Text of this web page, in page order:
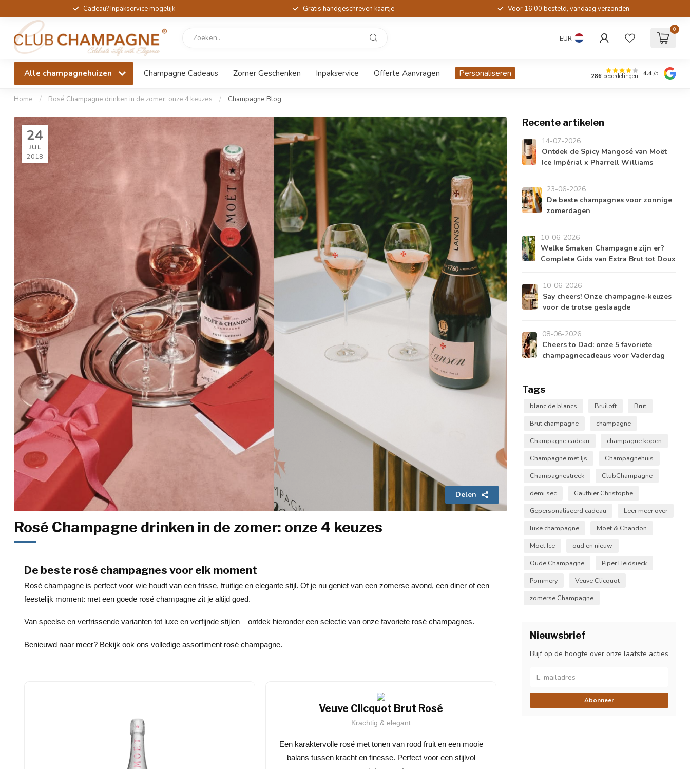
Cadeau? Inpakservice mogelijk Gratis handgeschreven kaartje Voor 16:00 besteld, vandaag verzonden
EUR
0
Alle champagnehuizen Champagne Cadeaus Zomer Geschenken Inpakservice Offerte Aanvragen Personaliseren 286 beoordelingen 4.4/5
Home / Rosé Champagne drinken in de zomer: onze 4 keuzes / Champagne Blog
24
JUL
2018
Delen
Rosé Champagne drinken in de zomer: onze 4 keuzes
De beste rosé champagnes voor elk moment
Rosé champagne is perfect voor wie houdt van een frisse, fruitige en elegante stijl. Of je nu geniet van een zomerse avond, een diner of een
feestelijk moment: met een goede rosé champagne zit je altijd goed.
Van speelse en verfrissende varianten tot luxe en verfijnde stijlen – ontdek hieronder een selectie van onze favoriete rosé champagnes.
Benieuwd naar meer? Bekijk ook ons volledige assortiment rosé champagne.
Veuve Clicquot Brut Rosé
Krachtig & elegant
Een karaktervolle rosé met tonen van rood fruit en een mooie
balans tussen kracht en finesse. Perfect voor een stijlvol
Recente artikelen
14-07-2026
Ontdek de Spicy Mangosé van Moët
Ice Impérial x Pharrell Williams
23-06-2026
De beste champagnes voor zonnige
zomerdagen
10-06-2026
Welke Smaken Champagne zijn er?
Complete Gids van Extra Brut tot Doux
10-06-2026
Say cheers! Onze champagne-keuzes
voor de trotse geslaagde
08-06-2026
Cheers to Dad: onze 5 favoriete
champagnecadeaus voor Vaderdag
Tags
blanc de blancs Bruiloft
Brut
Brut champagne
champagne
Champagne cadeau
champagne kopen
Champagne met Ijs
Champagnehuis
Champagnestreek
ClubChampagne
demi sec
Gauthier Christophe
Gepersonaliseerd cadeau
Leer meer over
luxe champagne
Moet & Chandon
Moet Ice
oud en nieuw
Oude Champagne
Piper Heidsieck
Pommery
Veuve Clicquot
zomerse Champagne
Nieuwsbrief
Blijf op de hoogte over onze laatste acties
Abonneer